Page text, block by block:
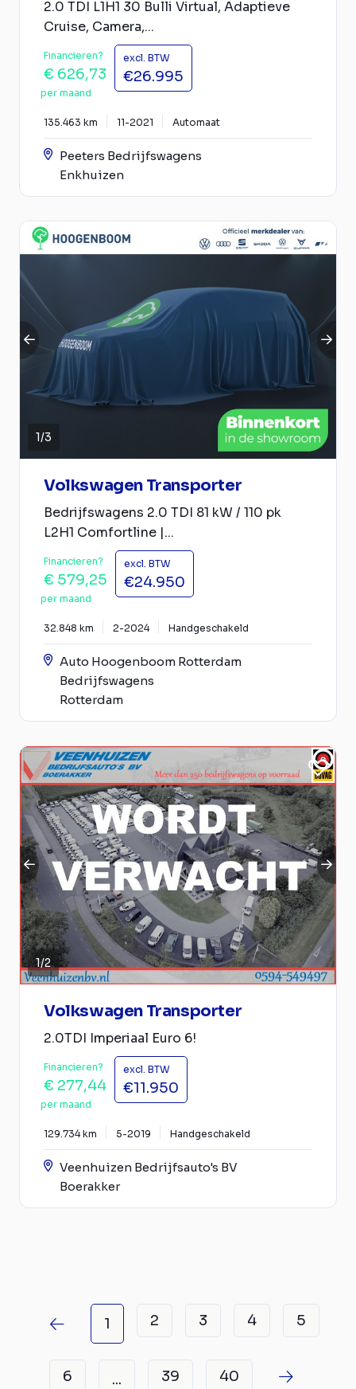
2.0 TDI L1H1 30 Bulli Virtual, Adaptieve
Cruise, Camera,...
Financieren?
€ 626,73
per maand
excl. BTW
€26.995
135.463 km 11-2021 Automaat
Peeters Bedrijfswagens
Enkhuizen
1/3
Volkswagen Transporter
Bedrijfswagens 2.0 TDI 81 kW / 110 pk
L2H1 Comfortline |...
Financieren?
€ 579,25
per maand
excl. BTW
€24.950
32.848 km 2-2024 Handgeschakeld
Auto Hoogenboom Rotterdam
Bedrijfswagens
Rotterdam
1/2
Volkswagen Transporter
2.0TDI Imperiaal Euro 6!
Financieren?
€ 277,44
per maand
excl. BTW
€11.950
129.734 km 5-2019 Handgeschakeld
Veenhuizen Bedrijfsauto's BV
Boerakker
1 2 3 4 5
6 ... 39 40